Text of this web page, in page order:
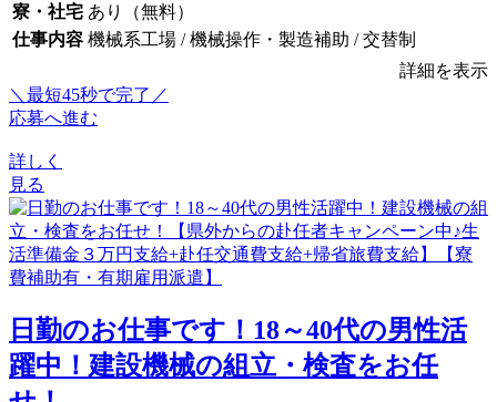
寮・社宅 あり（無料）
仕事内容 機械系工場 / 機械操作・製造補助 / 交替制
詳細を表示
＼最短45秒で完了／
応募へ進む
詳しく
見る
日勤のお仕事です！18～40代の男性活
躍中！建設機械の組立・検査をお任